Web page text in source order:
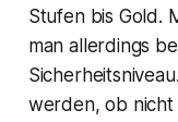
Stufen bis Gold.
man allerdings
werden, ob